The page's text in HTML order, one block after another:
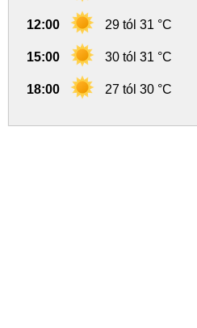
12:00 29 tól 31 °C
15:00 30 tól 31 °C
18:00 27 tól 30 °C